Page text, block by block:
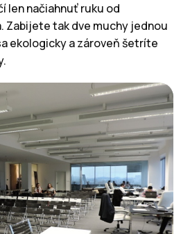
len načiahnuť ruku od
Zabijete tak dve muchy jednou
ekologicky a zároveň šetríte